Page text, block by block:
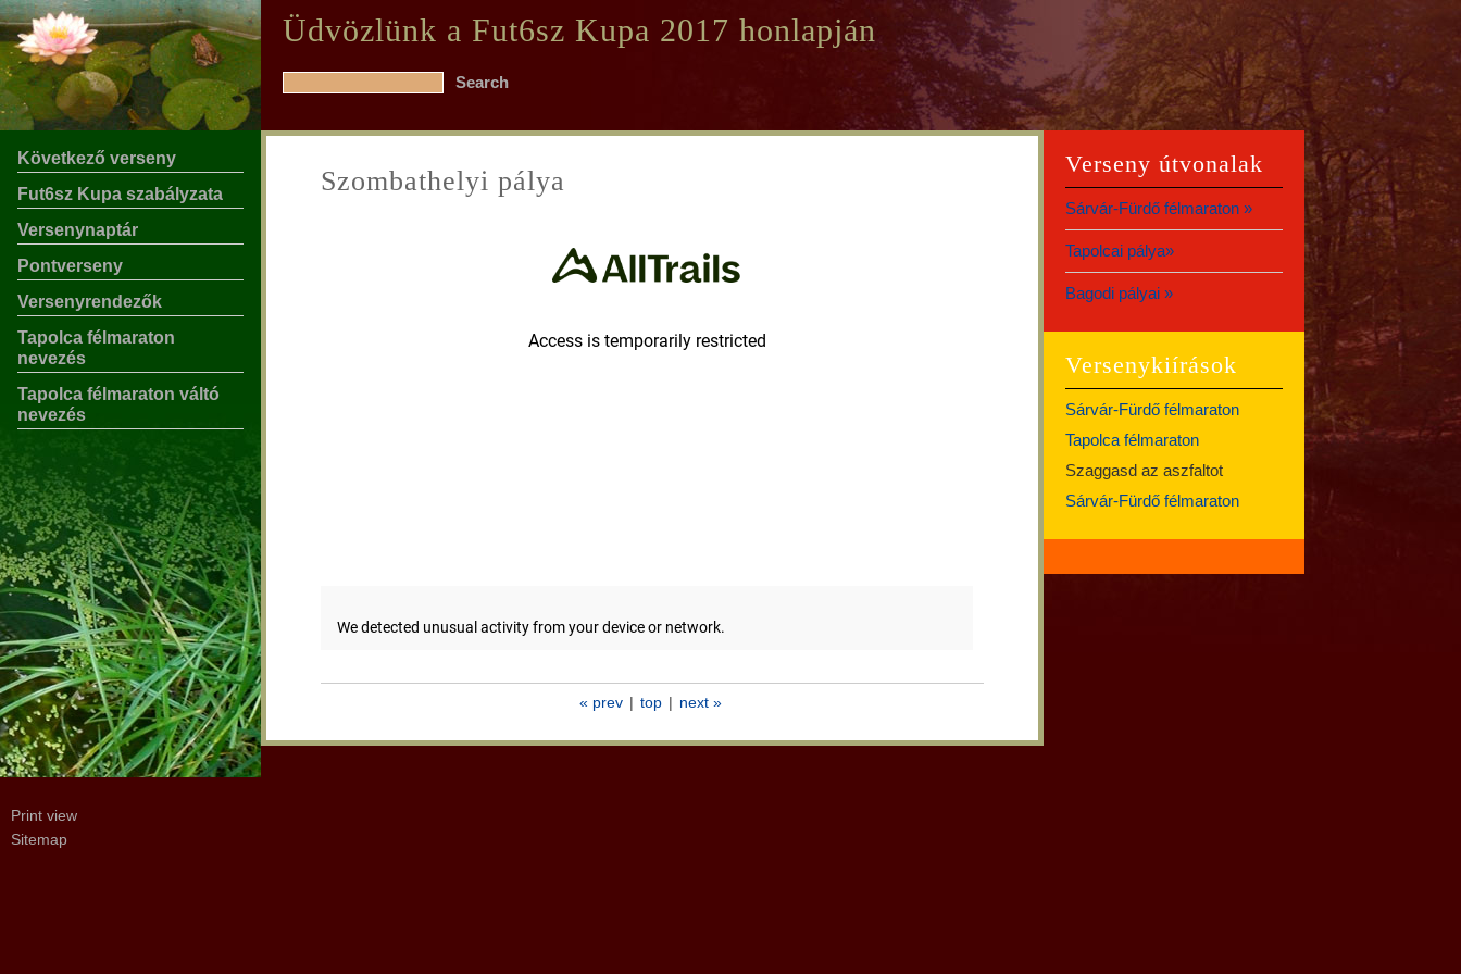
Üdvözlünk a Fut6sz Kupa 2017 honlapján
Következő verseny
Fut6sz Kupa szabályzata
Versenynaptár
Pontverseny
Versenyrendezők
Tapolca félmaraton
nevezés
Tapolca félmaraton váltó
nevezés
Print view
Sitemap
Szombathelyi pálya
« prev | top | next »
Verseny útvonalak
Sárvár-Fürdő félmaraton »
Tapolcai pálya»
Bagodi pályai »
Versenykiírások
Sárvár-Fürdő félmaraton
Tapolca félmaraton
Szaggasd az aszfaltot
Sárvár-Fürdő félmaraton